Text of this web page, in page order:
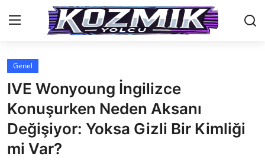
Anasayfa
İletişim
Genel
Anime Önerileri
Genel
IVE Wonyoung İngilizce
Konuşurken Neden Aksanı
Değişiyor: Yoksa Gizli Bir Kimliği
mi Var?